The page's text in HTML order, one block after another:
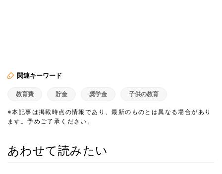
関連キーワード
教育費 貯金 奨学金 子供の教育
※本記事は掲載時点の情報であり、最新のものとは異なる場合があり
ます。予めご了承ください。
あわせて読みたい